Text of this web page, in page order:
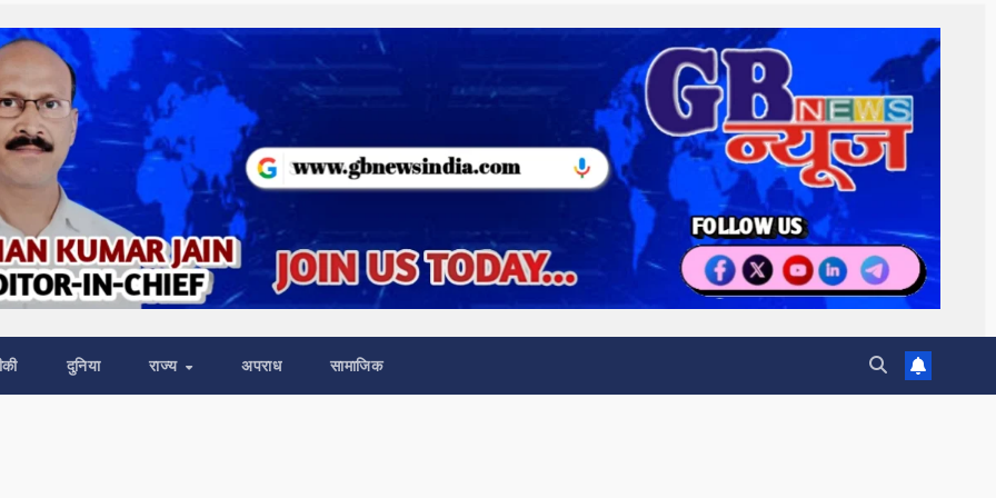
दुनिया राज्य अपराध सामाजिक